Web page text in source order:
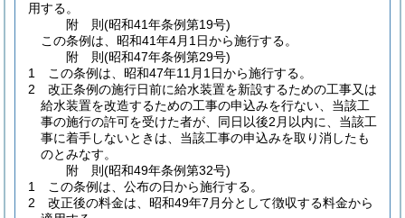
用する。
附 則(昭和41年条例第19号)
この条例は、昭和41年4月1日から施行する。
附 則(昭和47年条例第29号)
1
この条例は、昭和47年11月1日から施行する。
2
改正条例の施行日前に給水装置を新設するための工事又は
給水装置を改造するための工事の申込みを行ない、当該工
事の施行の許可を受けた者が、同日以後2月以内に、当該工
事に着手しないときは、当該工事の申込みを取り消したも
のとみなす。
附 則(昭和49年条例第32号)
1
この条例は、公布の日から施行する。
2
改正後の料金は、昭和49年7月分として徴収する料金から